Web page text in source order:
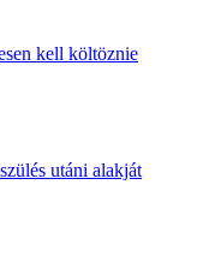
kell költöznie
utáni alakját